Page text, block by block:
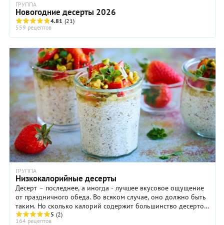
ГРУППА
Новогодние десерты 2026
4.81 (21)
559 рецептов
ГРУППА
Низкокалорийные десерты
Десерт – последнее, а иногда - лучшее вкусовое ощущение
от праздничного обеда. Во всяком случае, оно должно быть
таким. Но сколько калорий содержит большинство десертов!
Иногда бывает легче отказаться ...
5 (2)
164 рецептов